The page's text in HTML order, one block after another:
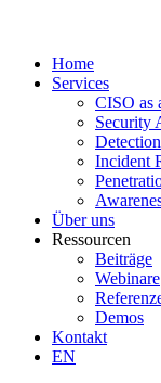
Home
Services
CISO as
Security
Incident
Über uns
Ressourcen
Beiträge
Webinare
Demos
Kontakt
EN